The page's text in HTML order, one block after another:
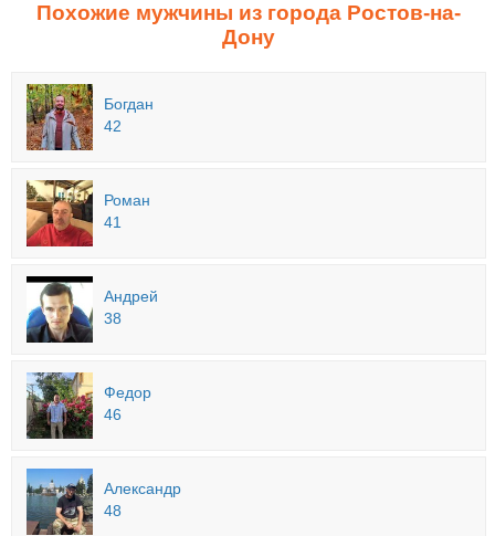
Похожие мужчины из города Ростов-на-
Дону
Богдан
42
Роман
41
Андрей
38
Федор
46
Александр
48